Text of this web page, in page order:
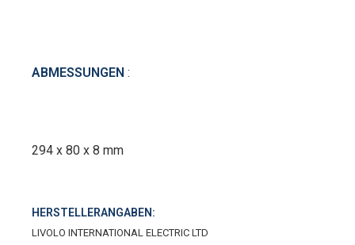
ABMESSUNGEN :
294 x 80 x 8 mm
HERSTELLERANGABEN:
LIVOLO INTERNATIONAL ELECTRIC LTD